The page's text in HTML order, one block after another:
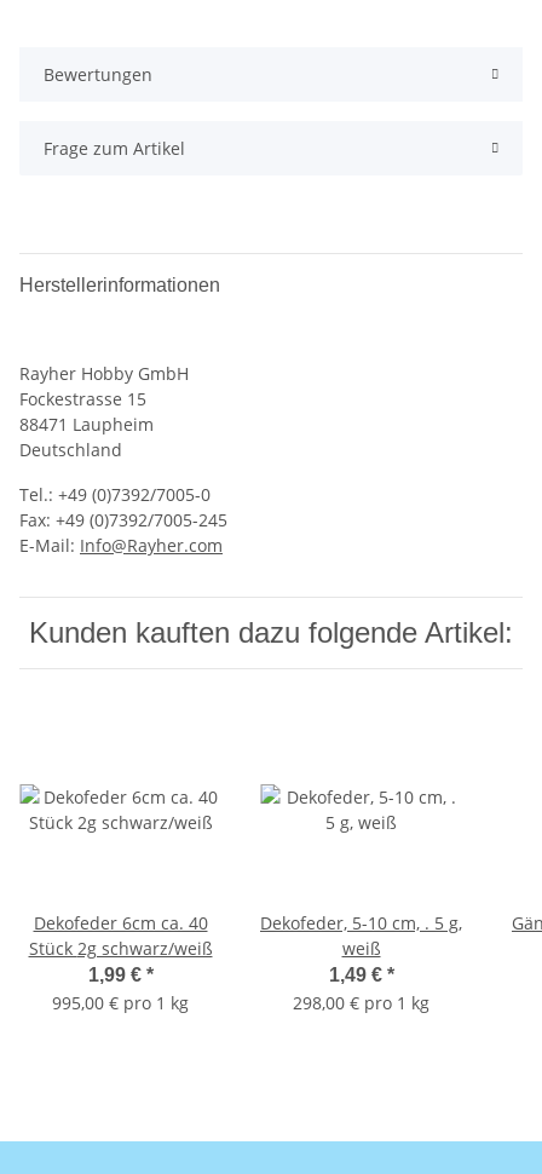
Bewertungen
Frage zum Artikel
Herstellerinformationen
Rayher Hobby GmbH
Fockestrasse 15
88471 Laupheim
Deutschland
Tel.: +49 (0)7392/7005-0
Fax: +49 (0)7392/7005-245
E-Mail: Info@Rayher.com
Kunden kauften dazu folgende Artikel:
Dekofeder 6cm ca. 40
Stück 2g schwarz/weiß
1,99 € *
995,00 € pro 1 kg
Dekofeder, 5-10 cm, . 5 g,
weiß
1,49 € *
298,00 € pro 1 kg